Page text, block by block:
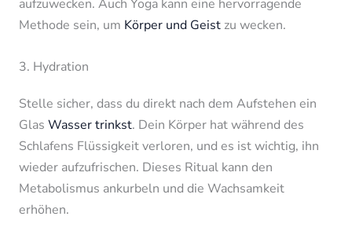
aufzuwecken. Auch Yoga kann eine hervorragende
Methode sein, um Körper und Geist zu wecken.
3. Hydration
Stelle sicher, dass du direkt nach dem Aufstehen ein
Glas Wasser trinkst. Dein Körper hat während des
Schlafens Flüssigkeit verloren, und es ist wichtig, ihn
wieder aufzufrischen. Dieses Ritual kann den
Metabolismus ankurbeln und die Wachsamkeit
erhöhen.